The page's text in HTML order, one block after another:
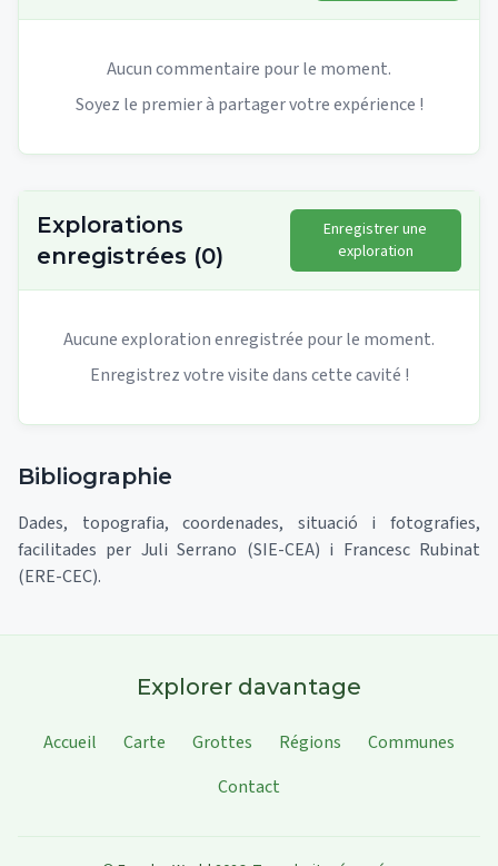
Aucun commentaire pour le moment.
Soyez le premier à partager votre expérience !
Explorations
enregistrées (0)
Enregistrer une
exploration
Aucune exploration enregistrée pour le moment.
Enregistrez votre visite dans cette cavité !
Bibliographie
Dades, topografia, coordenades, situació i fotografies,
facilitades per Juli Serrano (SIE-CEA) i Francesc Rubinat
(ERE-CEC).
Explorer davantage
Accueil Carte Grottes Régions
Communes
Contact